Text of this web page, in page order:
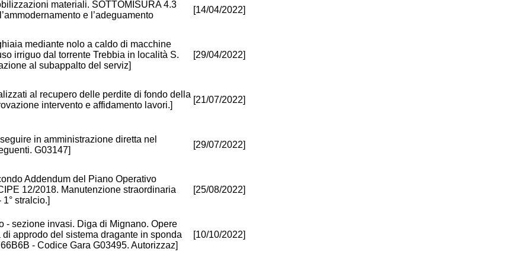
materiali. SOTTOMISURA 4.3
e l’adeguamento
[14/04/2022]
mediante nolo a caldo di macchine
irriguo dal torrente Trebbia in località S.
al subappalto del serviz]
[29/04/2022]
al recupero delle perdite di fondo della
intervento e affidamento lavori.]
[21/07/2022]
in amministrazione diretta nel
G03147]
[29/07/2022]
Addendum del Piano Operativo
12/2018. Manutenzione straordinaria
stralcio.]
[25/08/2022]
- sezione invasi. Diga di Mignano. Opere
approdo del sistema dragante in sponda
- Codice Gara G03495. Autorizzaz]
[10/10/2022]